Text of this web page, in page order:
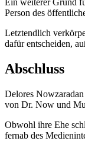
Person des
Letztendlich
dafür entscheiden,
Abschluss
Delores
von Dr. Now und
Obwohl ihre Ehe
fernab des